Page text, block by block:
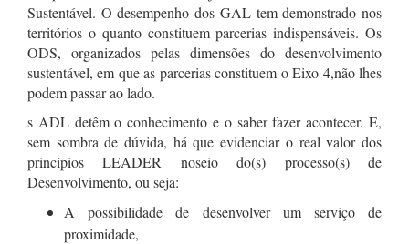
Sustentável. O desempenho dos GAL tem demonstrado nos
territórios o quanto constituem parcerias indispensáveis. Os
ODS, organizados pelas dimensões do desenvolvimento
sustentável, em que as parcerias constituem o Eixo 4,não lhes
podem passar ao lado.
s ADL detêm o conhecimento e o saber fazer acontecer. E,
sem sombra de dúvida, há que evidenciar o real valor dos
princípios LEADER noseio do(s) processo(s) de
Desenvolvimento, ou seja:
A possibilidade de desenvolver um serviço de
proximidade,